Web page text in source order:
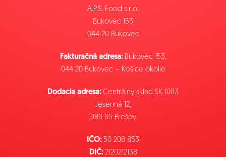
A.P.S. Food s.r.o.
Bukovec 153
044 20 Bukovec
Fakturačná adresa:Bukovec 153,
044 20 Bukovec – Košice okolie
Dodacia adresa:Centrálny sklad SK 10113
Jesenná 12,
080 05 Prešov
IČO:50 208 853
DIČ:2120212138